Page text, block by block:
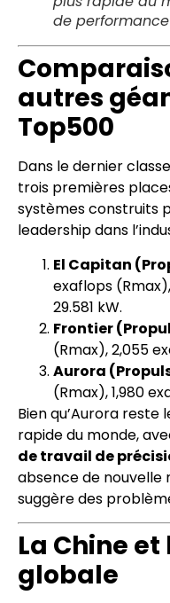
de performance
autres
Top500
Dans le dernier
trois premières
systèmes construits
leadership dans
El Capitan
exaflops
29.581 kW.
Frontier
(Rmax), 2,055
Aurora
(Rmax), 1,980
Bien qu’Aurora reste
rapide du monde,
de travail de
absence de nouvelle
suggère des
La Chine
globale